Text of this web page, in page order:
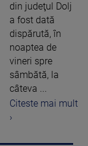
din judeţul Dolj
a fost dată
dispărută, în
noaptea de
vineri spre
sâmbătă, la
câteva ...
Citeste mai mult
›